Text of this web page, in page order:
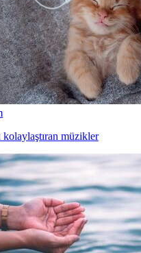
kolaylaştıran müzikler